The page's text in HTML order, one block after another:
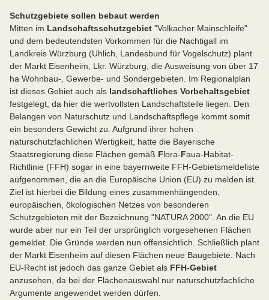
Schutzgebiete sollen bebaut werden
Mitten im Landschaftsschutzgebiet "Volkacher Mainschleife"
und dem bedeutendsten Vorkommen für die Nachtigall im
Landkreis Würzburg (Uhlich, Landesbund für Vogelschutz) plant
der Markt Eisenheim, Lkr. Würzburg, die Ausweisung von über 17
ha Wohnbau-, Gewerbe- und Sondergebieten. Im Regionalplan
ist dieses Gebiet auch als landschaftliches Vorbehaltsgebiet
festgelegt, da hier die wertvollsten Landschaftsteile liegen. Den
Belangen von Naturschutz und Landschaftspflege kommt somit
ein besonders Gewicht zu. Aufgrund ihrer hohen
naturschutzfachlichen Wertigkeit, hatte die Bayerische
Staatsregierung diese Flächen gemäß Flora-Faua-Habitat-
Richtlinie (FFH) sogar in eine bayernweite FFH-Gebietsmeldeliste
aufgenommen, die an die Europäische Union (EU) zu melden ist.
Ziel ist hierbei die Bildung eines zusammenhängenden,
europäischen, ökologischen Netzes von besonderen
Schutzgebieten mit der Bezeichnung "NATURA 2000". An die EU
wurde aber nur ein Teil der ursprünglich vorgesehenen Flächen
gemeldet. Die Gründe werden nun offensichtlich. Schließlich plant
der Markt Eisenheim auf diesen Flächen neue Baugebiete. Nach
EU-Recht ist jedoch das ganze Gebiet als FFH-Gebiet
anzusehen, da bei der Flächenauswahl nur naturschutzfachliche
Argumente angewendet werden dürfen.